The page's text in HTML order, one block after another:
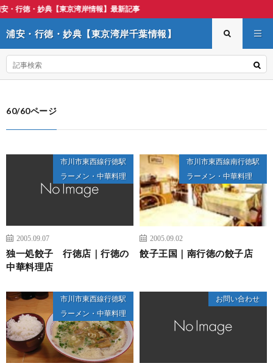
【東京湾岸情報】最新記事
浦安・行徳・妙典【東京湾岸千葉情報】
60/60ページ
市川市東西線行徳駅
ラーメン・中華料理
2005.09.07
独一処餃子 行徳店｜行徳の
中華料理店
市川市東西線南行徳駅
ラーメン・中華料理
2005.09.02
餃子王国｜南行徳の餃子店
市川市東西線行徳駅
ラーメン・中華料理
お問い合わせ